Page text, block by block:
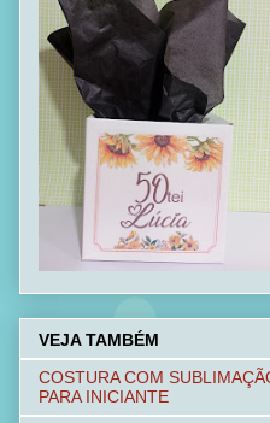
VEJA TAMBÉM
COSTURA COM
PARA INICIANTE